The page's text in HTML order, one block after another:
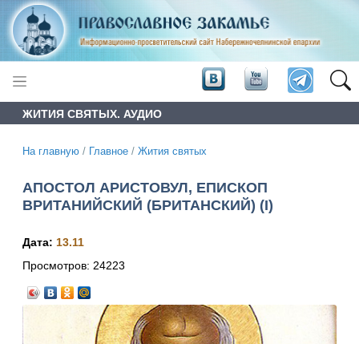
ЖИТИЯ СВЯТЫХ. АУДИО
На главную / Главное / Жития святых
АПОСТОЛ АРИСТОВУЛ, ЕПИСКОП
ВРИТАНИЙСКИЙ (БРИТАНСКИЙ) (I)
Дата: 13.11
Просмотров: 24223